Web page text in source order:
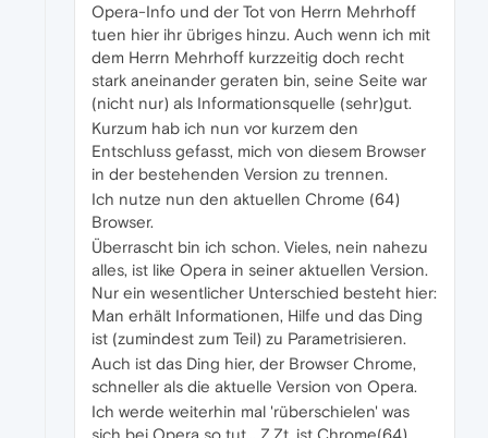
Opera-Info und der Tot von Herrn Mehrhoff
tuen hier ihr übriges hinzu. Auch wenn ich mit
dem Herrn Mehrhoff kurzzeitig doch recht
stark aneinander geraten bin, seine Seite war
(nicht nur) als Informationsquelle (sehr)gut.
Kurzum hab ich nun vor kurzem den
Entschluss gefasst, mich von diesem Browser
in der bestehenden Version zu trennen.
Ich nutze nun den aktuellen Chrome (64)
Browser.
Überrascht bin ich schon. Vieles, nein nahezu
alles, ist like Opera in seiner aktuellen Version.
Nur ein wesentlicher Unterschied besteht hier:
Man erhält Informationen, Hilfe und das Ding
ist (zumindest zum Teil) zu Parametrisieren.
Auch ist das Ding hier, der Browser Chrome,
schneller als die aktuelle Version von Opera.
Ich werde weiterhin mal 'rüberschielen' was